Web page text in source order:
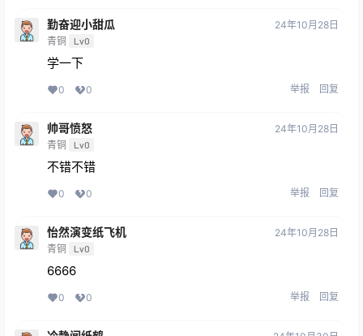
勤奋迎小甜瓜
青铜 Lv0
24年10月28日
学一下
0 0 举报 回复
帅哥愤怒
青铜 Lv0
24年10月28日
不错不错
0 0 举报 回复
怡然演变纸飞机
青铜 Lv0
24年10月28日
6666
0 0 举报 回复